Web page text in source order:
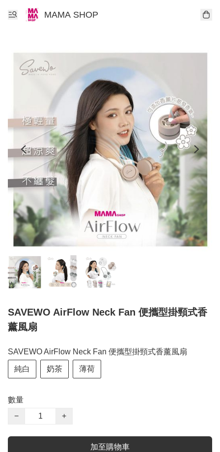
MAMA SHOP
SAVEWO AirFlow Neck Fan 便攜型掛頸式香
薰風扇
SAVEWO AirFlow Neck Fan 便攜型掛頸式香薰風扇
純白 奶茶 薄荷
數量
−
+
加至購物車